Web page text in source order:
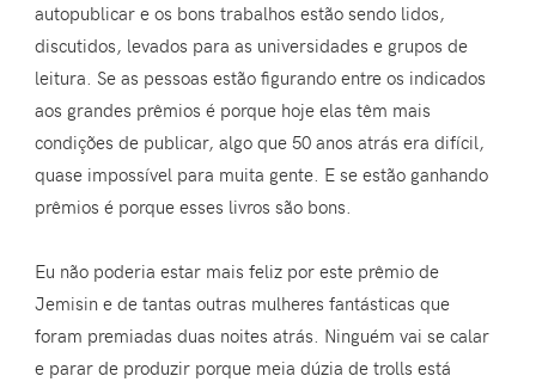
autopublicar e os bons trabalhos estão sendo lidos,
discutidos, levados para as universidades e grupos de
leitura. Se as pessoas estão figurando entre os indicados
aos grandes prêmios é porque hoje elas têm mais
condições de publicar, algo que 50 anos atrás era difícil,
quase impossível para muita gente. E se estão ganhando
prêmios é porque esses livros são bons.
Eu não poderia estar mais feliz por este prêmio de
Jemisin e de tantas outras mulheres fantásticas que
foram premiadas duas noites atrás. Ninguém vai se calar
e parar de produzir porque meia dúzia de trolls está